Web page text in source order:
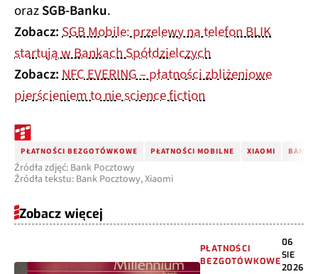
orazSGB-Banku.
Zobacz:SGB Mobile: przelewy na telefon BLIK
startują w Bankach Spółdzielczych
Zobacz:NFC EVERING – płatności zbliżeniowe
pierścieniem to nie science fiction
PŁATNOŚCI BEZGOTÓWKOWE PŁATNOŚCI MOBILNE XIAOMI BANK
Źródła zdjęć: Bank Pocztowy
Źródła tekstu: Bank Pocztowy, Xiaomi
Zobacz więcej
PŁATNOŚCI
BEZGOTÓWKOWE
06
SIE
2026